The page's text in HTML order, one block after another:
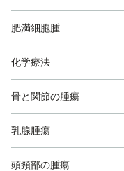
肥満細胞腫
化学療法
骨と関節の腫瘍
乳腺腫瘍
頭頸部の腫瘍